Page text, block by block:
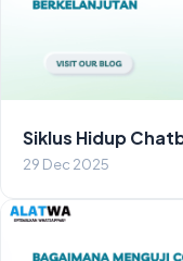
Siklus Hidup
29 Dec 2025